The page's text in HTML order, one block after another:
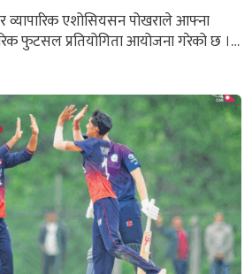
व्यापारिक एशोसियसन पोखराले आफ्ना
फुटसल प्रतियोगिता आयोजना गरेको छ ।
टिम द्वितीय हुदै नगद ९ हजार सहित